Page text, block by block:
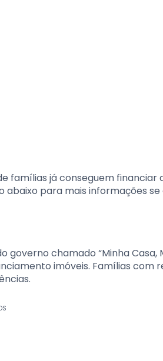
famílias já conseguem financiar
abaixo para mais informações
chamado “Minha Casa,
imóveis. Famílias com